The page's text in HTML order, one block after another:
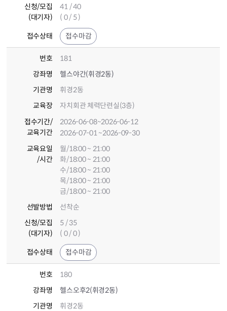
신청/모집
(대기자)
41 / 40
( 0 / 5 )
접수상태 접수마감
번호
181
강좌명
헬스야간(휘경2동)
기관명
휘경2동
교육장
자치회관 체력단련실(3층)
접수기간/
교육기간
2026-06-08~2026-06-12
2026-07-01~2026-09-30
교육요일
/시간
월/18:00 ~ 21:00
화/18:00 ~ 21:00
수/18:00 ~ 21:00
목/18:00 ~ 21:00
금/18:00 ~ 21:00
선발방법
선착순
신청/모집
(대기자)
5 / 35
( 0 / 0 )
접수상태 접수마감
번호
180
강좌명
헬스오후2(휘경2동)
기관명
휘경2동